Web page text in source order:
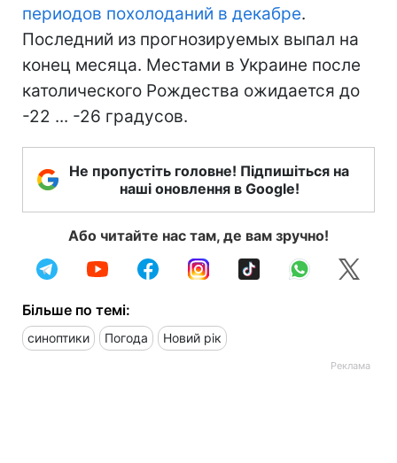
периодов похолоданий в декабре.
Последний из прогнозируемых выпал на
конец месяца. Местами в Украине после
католического Рождества ожидается до
-22 ... -26 градусов.
Не пропустіть головне! Підпишіться на
наші оновлення в Google!
Або читайте нас там, де вам зручно!
Більше по темі:
синоптики Погода Новий рік